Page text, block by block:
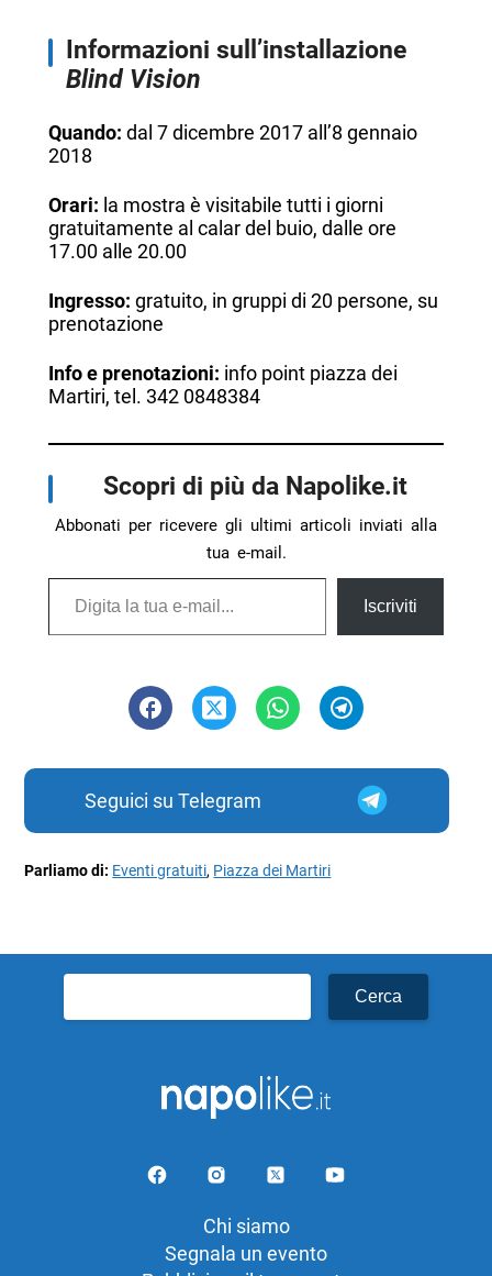
Informazioni sull’installazione
Blind Vision
Quando: dal 7 dicembre 2017 all’8 gennaio
2018
Orari: la mostra è visitabile tutti i giorni
gratuitamente al calar del buio, dalle ore
17.00 alle 20.00
Ingresso: gratuito, in gruppi di 20 persone, su
prenotazione
Info e prenotazioni: info point piazza dei
Martiri, tel. 342 0848384
Scopri di più da Napolike.it
Abbonati per ricevere gli ultimi articoli inviati alla
tua e-mail.
Digita la tua e-mail...
Iscriviti
Seguici su Telegram
Parliamo di: Eventi gratuiti, Piazza dei Martiri
per:
Chi siamo
Segnala un evento